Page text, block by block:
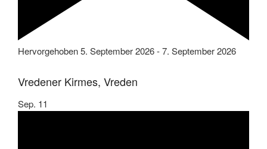
Hervorgehoben5. September 2026-7. September 2026
Vredener Kirmes, Vreden
Sep. 11